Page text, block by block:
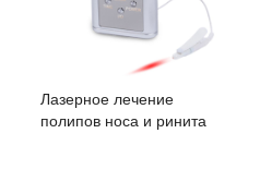
Лазерное лечение
полипов носа и ринита